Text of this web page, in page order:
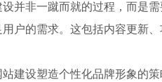
设并非一蹴而就的过程，而是
用户的需求。这包括内容更新
站建设塑造个性化品牌形象的策